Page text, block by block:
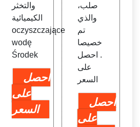
والتخثر
الكيميائية
oczyszczające
wodę
Środek
احصل
على
السعر
صلب،
والذي
تم
خصيصا
. احصل
على
السعر
احصل
على